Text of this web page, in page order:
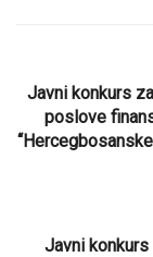
Javni konkurs
poslove
Javni